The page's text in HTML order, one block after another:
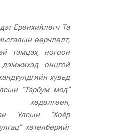
Ерөнхийлөгч Та
өөрчлөлт,
тэмцэх, ногоон
дэмжихэд онцгой
хувьд
“Тэрбум мод”
хөдөлгөөн,
Улсын “Хоёр
хөтөлбөрийг